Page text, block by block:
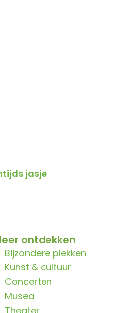
jasje
ontdekken
Bijzondere plekken
Kunst & cultuur
Concerten
Musea
Theater